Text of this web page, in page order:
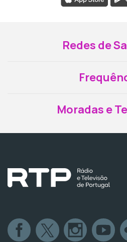
Redes de
Moradas e